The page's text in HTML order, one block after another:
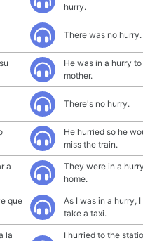
hurry.
There was no hurry.
He was in a hurry
mother.
There's no hurry.
He hurried so he
miss the train.
a
They were in a
home.
que
As I was in a hurry,
take a taxi.
la
I hurried to the